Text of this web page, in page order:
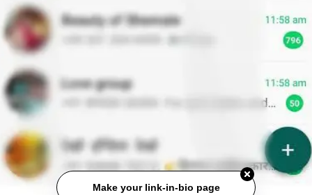
Make your link-in-bio page